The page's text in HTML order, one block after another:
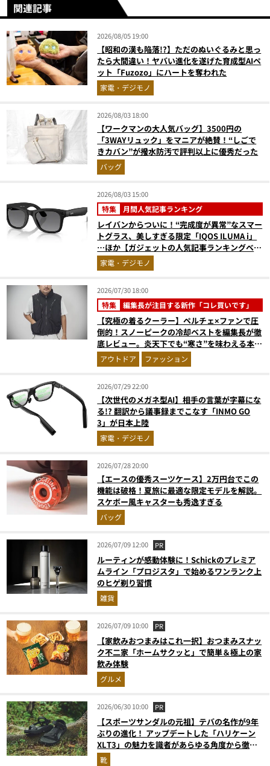
関連記事
2026/08/05 19:00
【昭和の漢も陥落!?】ただのぬいぐるみと思っ
たら大間違い！ヤバい進化を遂げた育成型AIペ
ット「Fuzozo」にハートを奪われた
家電・デジモノ
2026/08/03 18:00
【ワークマンの大人気バッグ】3500円の
「3WAYリュック」をマニアが絶賛！“しごで
きカバン”が撥水防汚で評判以上に優秀だった
バッグ
2026/08/03 15:00
特集 月間人気記事ランキング
レイバンからついに！“完成度が異常”なスマー
トグラス、美しすぎる限定「IQOS ILUMA i」
…ほか【ガジェットの人気記事ランキングベス
ト3】（2026年6月版）
家電・デジモノ
2026/07/30 18:00
特集 編集長が注目する新作「コレ買いです」
【究極の着るクーラー】ペルチェ×ファンで圧
倒的！スノーピークの冷却ベストを編集長が徹
底レビュー。炎天下でも“寒さ”を味わえる本気
のギア『コレ買いです』Vol.172
アウトドア ファッション
2026/07/29 22:00
【次世代のメガネ型AI】相手の言葉が字幕にな
る!? 翻訳から議事録までこなす「INMO GO
3」が日本上陸
家電・デジモノ
2026/07/28 20:00
【エースの優秀スーツケース】2万円台でこの
機能は破格！夏旅に最適な限定モデルを解説。
スケボー風キャスターも秀逸すぎる
バッグ
2026/07/09 12:00 PR
ルーティンが感動体験に！Schickのプレミア
ムライン「プロジスタ」で始めるワンランク上
のヒゲ剃り習慣
雑貨
2026/07/09 10:00 PR
【家飲みおつまみはこれ一択】おつまみスナッ
ク不二家「ホームサクッと」で簡単＆極上の家
飲み体験
グルメ
2026/06/30 10:00 PR
【スポーツサンダルの元祖】テバの名作が9年
ぶりの進化！ アップデートした「ハリケーン
XLT3」の魅力を識者があらゆる角度から徹底
解説！
靴